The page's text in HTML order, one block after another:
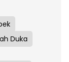
Duka